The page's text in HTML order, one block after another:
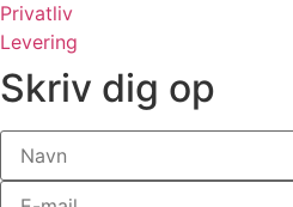
Privatliv
Levering
Skriv dig op